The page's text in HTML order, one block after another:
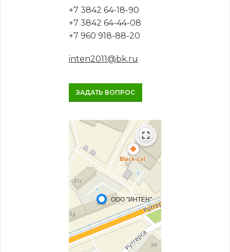
+7 3842 64-18-90
+7 3842 64-44-08
+7 960 918-88-20
inten2011@bk.ru
ЗАДАТЬ ВОПРОС